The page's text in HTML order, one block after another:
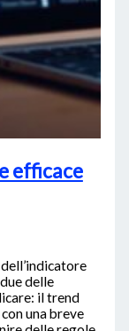
efficace
delle
il trend
una breve